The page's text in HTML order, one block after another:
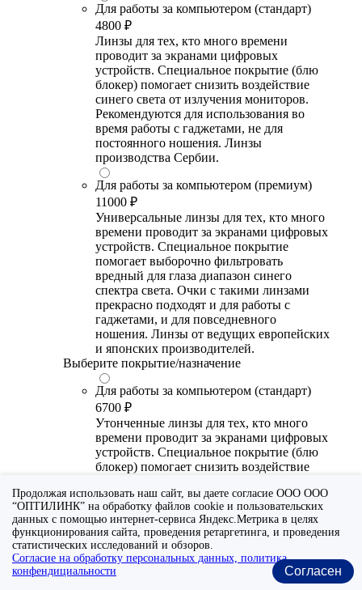
Для работы за компьютером (стандарт)
4800 ₽
Линзы для тех, кто много времени
проводит за экранами цифровых
устройств. Специальное покрытие (блю
блокер) помогает снизить воздействие
синего света от излучения мониторов.
Рекомендуются для использования во
время работы с гаджетами, не для
постоянного ношения. Линзы
производства Сербии.
Для работы за компьютером (премиум)
11000 ₽
Универсальные линзы для тех, кто много
времени проводит за экранами цифровых
устройств. Специальное покрытие
помогает выборочно фильтровать
вредный для глаза диапазон синего
спектра света. Очки с такими линзами
прекрасно подходят и для работы с
гаджетами, и для повседневного
ношения. Линзы от ведущих европейских
и японских производителей.
Выберите покрытие/назначение
Для работы за компьютером (стандарт)
6700 ₽
Утонченные линзы для тех, кто много
времени проводит за экранами цифровых
устройств. Специальное покрытие (блю
блокер) помогает снизить воздействие
Рекомендуются для использования во
время работы с гаджетами, не для
постоянного ношения. Линзы
производства Сербии или Ю.-В. Азии.
Для работы за компьютером (премиум)
Продолжая использовать наш сайт, вы даете согласие ООО ООО
“ОПТИЛИНК” на обработку файлов cookie и пользовательских
данных с помощью интернет-сервиса Яндекс.Метрика в целях
функционирования сайта, проведения ретаргетинга, и проведения
статистических исследований и обзоров.
Согласие на обработку персональных данных, политика
конфендициальности
Согласен